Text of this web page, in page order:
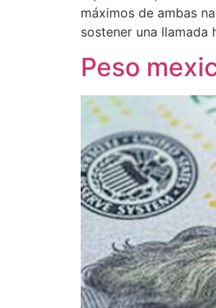
máximos de ambas
sostener una llamada
Peso